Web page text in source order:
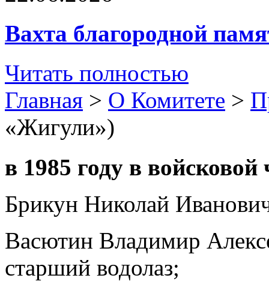
Вахта благородной
Читать полностью
Главная > О Комитете >
«Жигули»)
в 1985 году в
Брикун Николай
Васютин Владимир
старший водолаз;